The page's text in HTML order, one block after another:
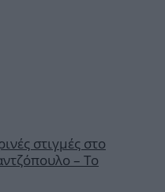
στιγμές στο
– Το